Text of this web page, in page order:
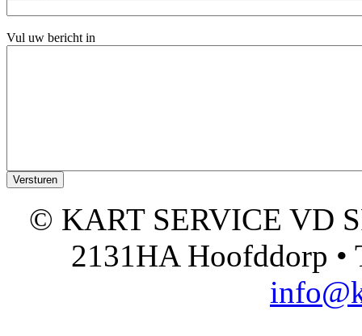
Vul uw bericht in
© KART SERVICE VD
2131HA Hoofddorp •